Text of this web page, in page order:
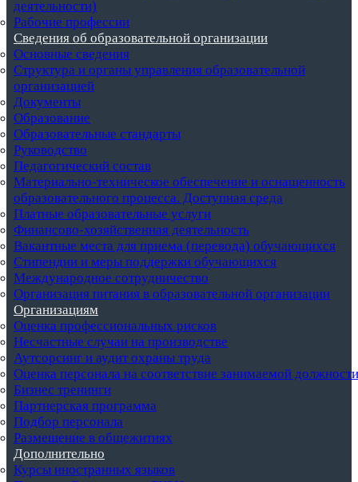
деятельности)
Рабочие профессии
Сведения об образовательной организации
Основные сведения
Структура и органы управления образовательной
организацией
Документы
Образование
Образовательные стандарты
Руководство
Педагогический состав
Материально-техническое обеспечение и оснащенность
образовательного процесса. Доступная среда
Платные образовательные услуги
Финансово-хозяйственная деятельность
Вакантные места для приема (перевода) обучающихся
Стипендии и меры поддержки обучающихся
Международное сотрудничество
Организация питания в образовательной организации
Организациям
Оценка профессиональных рисков
Несчастные случаи на производстве
Аутсорсинг и аудит охраны труда
Оценка персонала на соответствие занимаемой должности
Бизнес тренинги
Партнерская программа
Подбор персонала
Размещение в общежитиях
Дополнительно
Курсы иностранных языков